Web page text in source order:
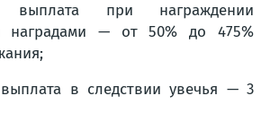
выплата при награждении
наградами — от 50% до 475%
в следствии увечья — 3